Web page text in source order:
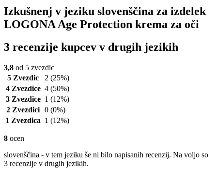
Izkušnenj v jeziku slovenščina za izdelek
LOGONA Age Protection krema za oči
3 recenzije kupcev v drugih jezikih
3,8 od 5 zvezdic
5 Zvezdic
2 (25%)
4 Zvezdice 4 (50%)
3 Zvezdice 1 (12%)
2 Zvezdici 0 (0%)
1 Zvezdica 1 (12%)
8 ocen
slovenščina - v tem jeziku še ni bilo napisanih recenzij. Na voljo so
3 recenzije v drugih jezikih.